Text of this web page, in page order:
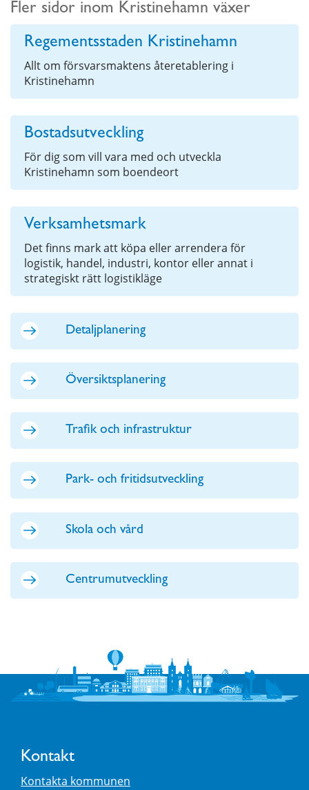
Fler sidor inom Kristinehamn växer
Regementsstaden Kristinehamn
Allt om försvarsmaktens återetablering i
Kristinehamn
Bostadsutveckling
För dig som vill vara med och utveckla
Kristinehamn som boendeort
Verksamhetsmark
Det finns mark att köpa eller arrendera för
logistik, handel, industri, kontor eller annat i
strategiskt rätt logistikläge
Detaljplanering
Översiktsplanering
Trafik och infrastruktur
Park- och fritidsutveckling
Skola och vård
Centrumutveckling
Kontakt
Kontakta kommunen